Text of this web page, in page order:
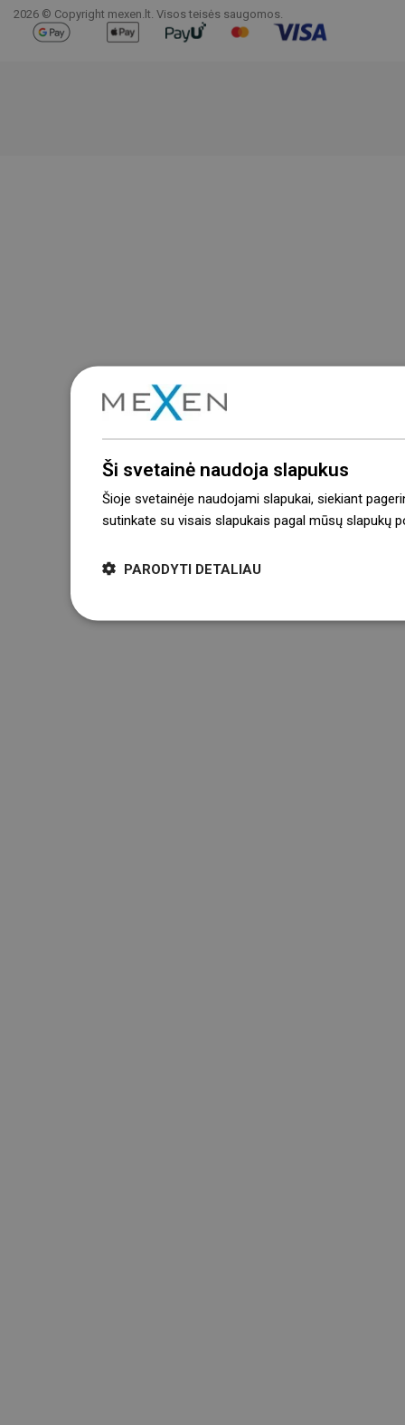
2026 © Copyright mexen.lt. Visos teisės saugomos.
Ši svetainė naudoja slapukus
Šioje svetainėje naudojami slapukai, siekiant
sutinkate su visais slapukais pagal mūsų slapukų
PARODYTI DETALIAU